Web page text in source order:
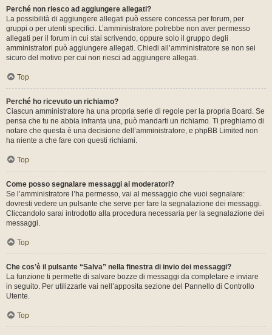
Perché non riesco ad aggiungere allegati?
La possibilità di aggiungere allegati può essere concessa per forum, per
gruppi o per utenti specifici. L’amministratore potrebbe non aver permesso
allegati per il forum in cui stai scrivendo, oppure solo il gruppo degli
amministratori può aggiungere allegati. Chiedi all’amministratore se non sei
sicuro del motivo per cui non riesci ad aggiungere allegati.
Top
Perché ho ricevuto un richiamo?
Ciascun amministratore ha una propria serie di regole per la propria Board. Se
pensa che tu ne abbia infranta una, può mandarti un richiamo. Ti preghiamo di
notare che questa è una decisione dell’amministratore, e phpBB Limited non
ha niente a che fare con questi richiami.
Top
Come posso segnalare messaggi ai moderatori?
Se l’amministratore l’ha permesso, vai al messaggio che vuoi segnalare:
dovresti vedere un pulsante che serve per fare la segnalazione dei messaggi.
Cliccandolo sarai introdotto alla procedura necessaria per la segnalazione dei
messaggi.
Top
Che cos’è il pulsante “Salva” nella finestra di invio dei messaggi?
La funzione ti permette di salvare bozze di messaggi da completare e inviare
in seguito. Per utilizzarle vai nell’apposita sezione del Pannello di Controllo
Utente.
Top